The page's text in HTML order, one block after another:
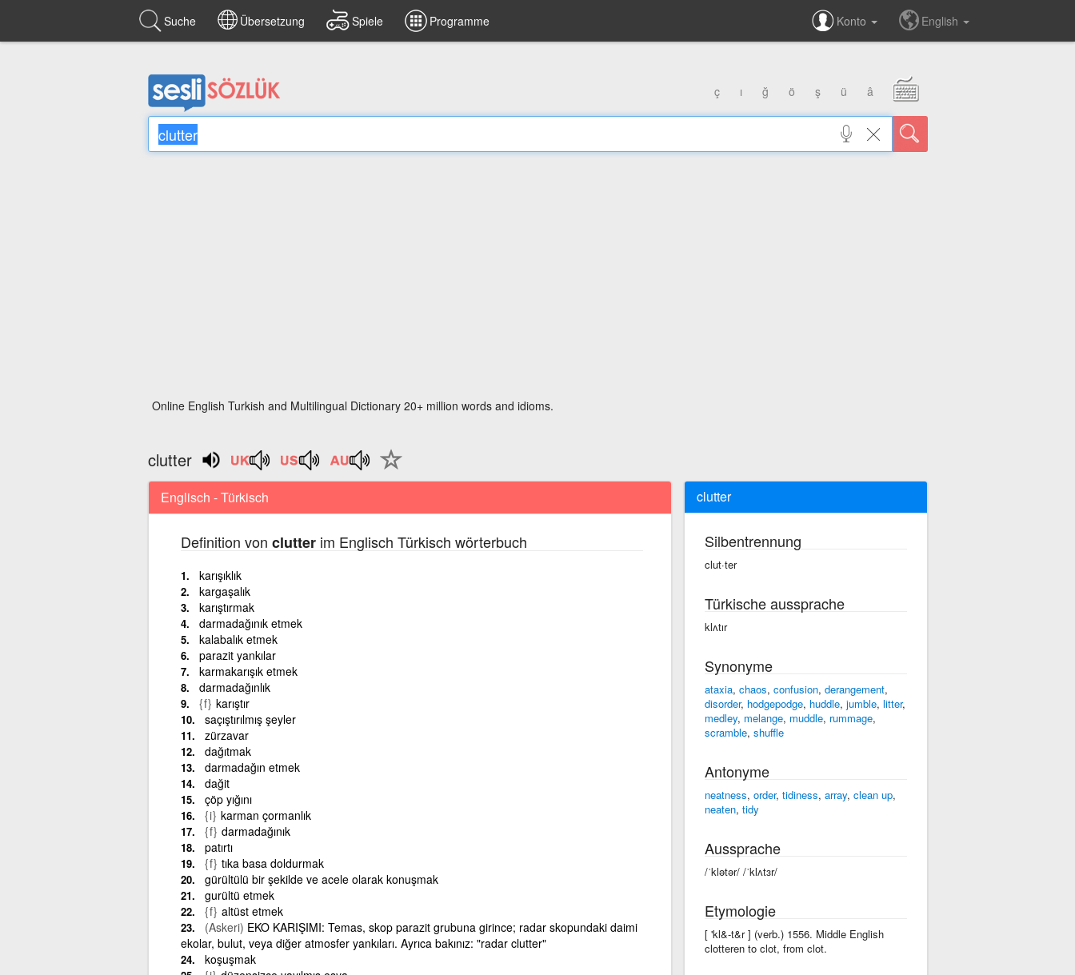
Suche Übersetzung Spiele Programme Konto English
ç ı ğ ö ş ü â
Online English Turkish and Multilingual Dictionary 20+ million words and idioms.
clutter
Englisch - Türkisch
Definition von clutterim Englisch Türkisch wörterbuch
karışıklık
kargaşalık
karıştırmak
darmadağınık etmek
kalabalık etmek
parazit yankılar
karmakarışık etmek
darmadağınlık
{f} karıştır
saçıştırılmış şeyler
zürzavar
dağıtmak
darmadağın etmek
dağit
çöp yığını
{i} karman çormanlık
{f} darmadağınık
patırtı
{f} tıka basa doldurmak
gürültülü bir şekilde ve acele olarak konuşmak
gurültü etmek
{f} altüst etmek
(Askeri) EKO KARIŞIMI: Temas, skop parazit grubuna girince; radar skopundaki daimi
ekolar, bulut, veya diğer atmosfer yankıları. Ayrıca bakınız: "radar clutter"
koşuşmak
clutter
Silbentrennung
clut·ter
Türkische aussprache
klʌtır
Synonyme
ataxia, chaos, confusion, derangement,
disorder, hodgepodge, huddle, jumble, litter,
medley, melange, muddle, rummage,
scramble, shuffle
Antonyme
neatness, order, tidiness, array, clean up,
neaten, tidy
Aussprache
/ˈklətər/ /ˈklʌtɜr/
Etymologie
[ 'kl&-t&r ] (verb.) 1556. Middle English
clotteren to clot, from clot.